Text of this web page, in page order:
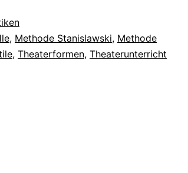
, Methode Stanislawski, Methode
, Theaterformen, Theaterunterricht